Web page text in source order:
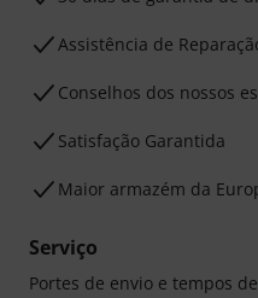
Assistência de
Conselhos dos nossos
Satisfação Garantida
Maior armazém da
Serviço
Portes de envio e tempos